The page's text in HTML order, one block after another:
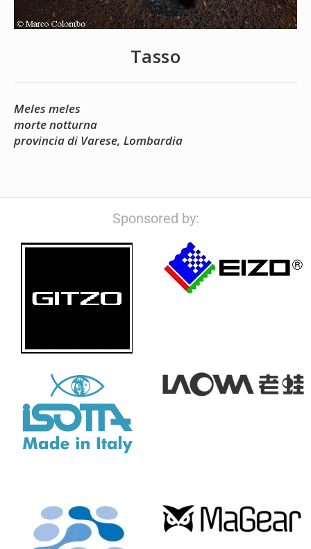
Tasso
Meles meles
morte notturna
provincia di Varese, Lombardia
Sponsored by: